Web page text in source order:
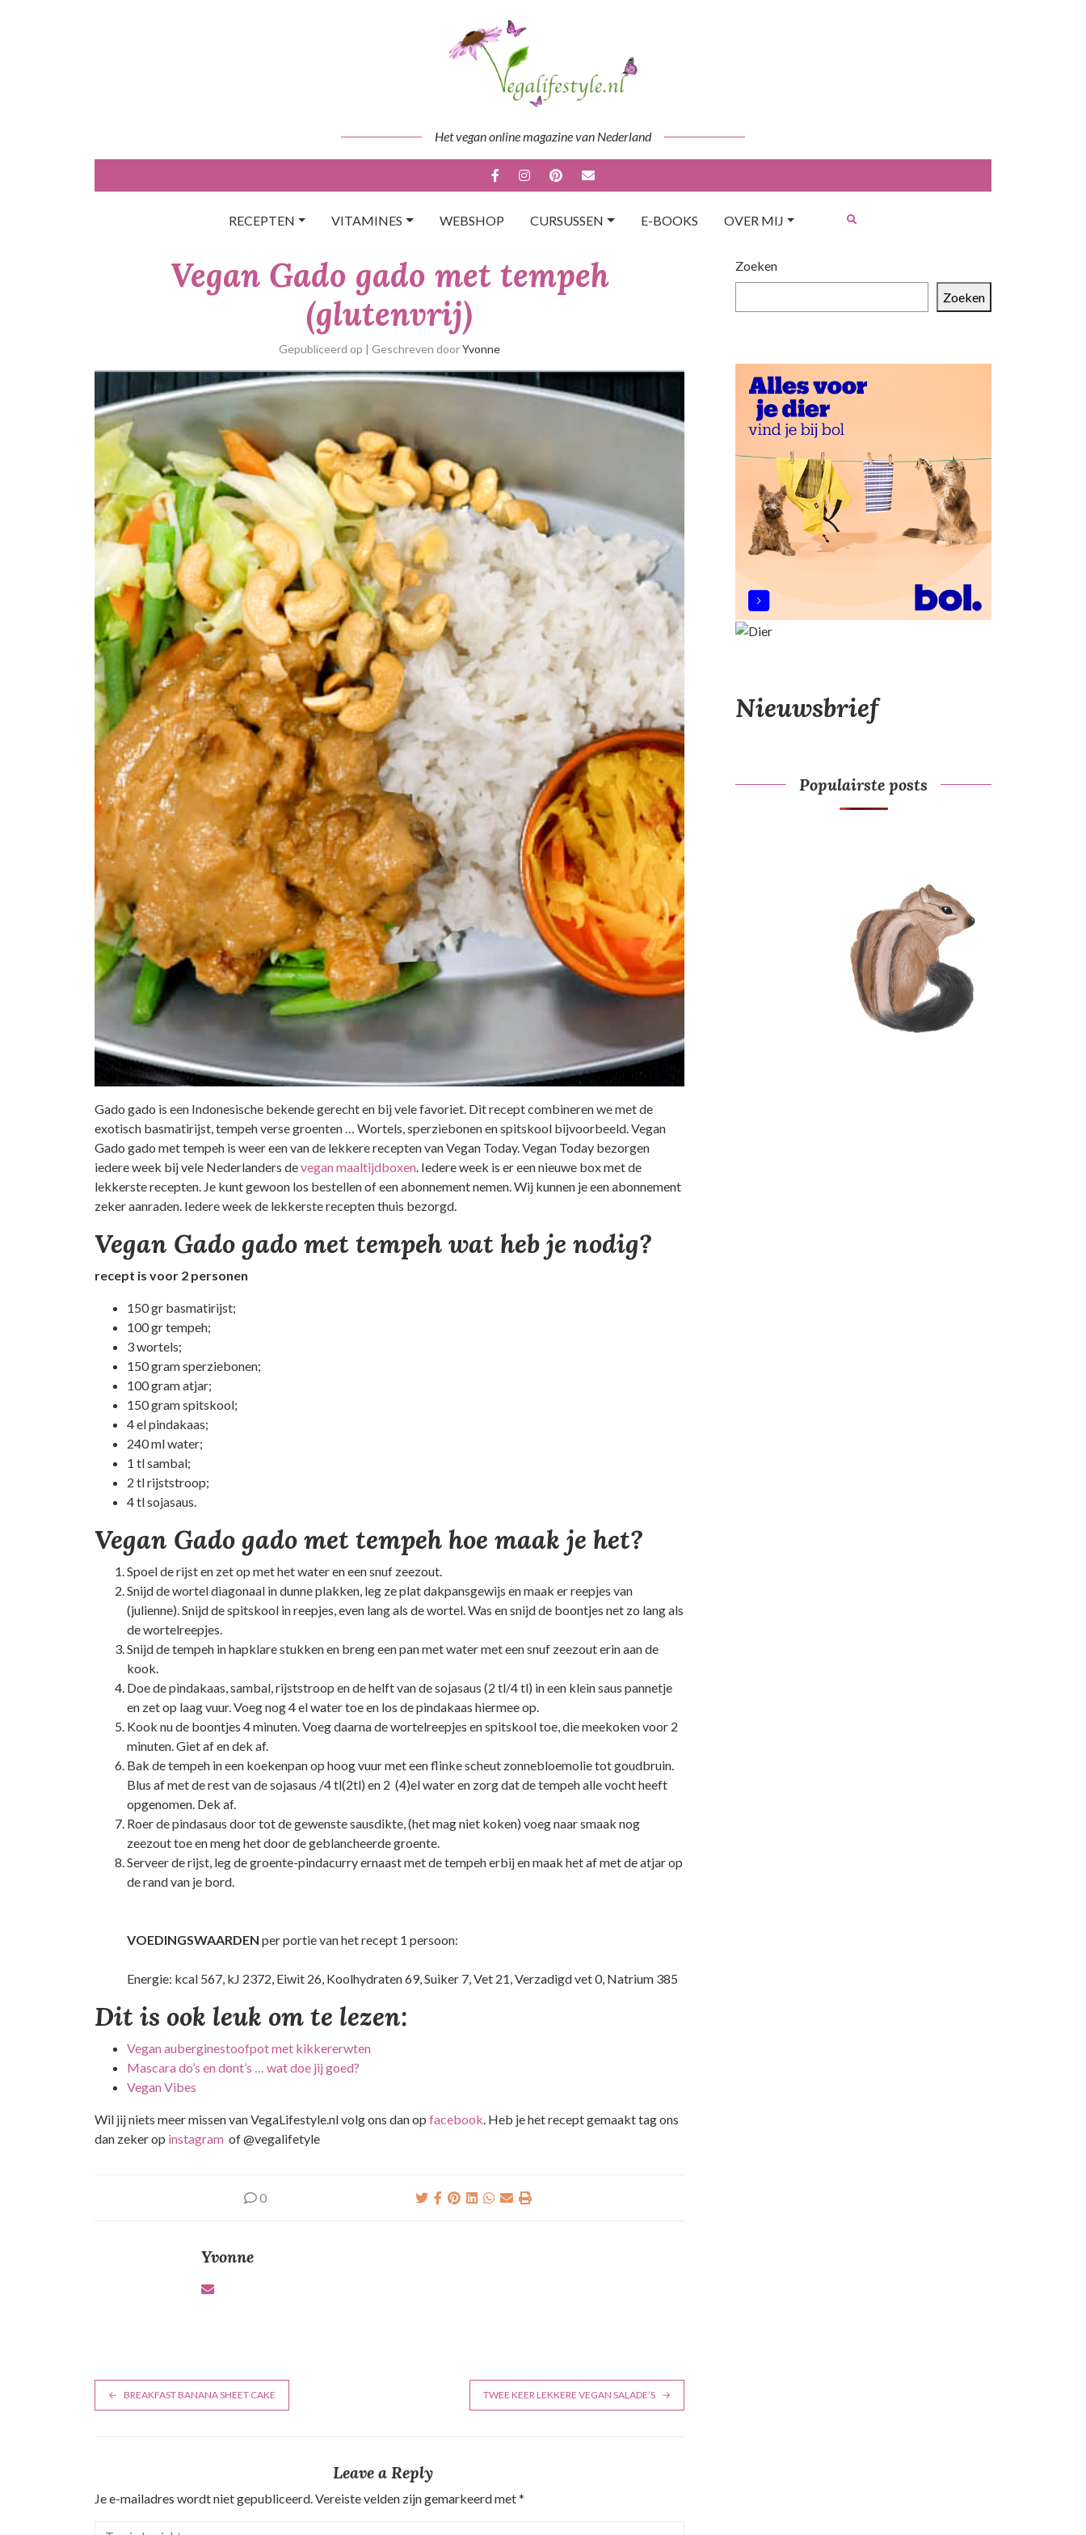
Het vegan online magazine van Nederland
RECEPTEN VITAMINES WEBSHOP CURSUSSEN E-BOOKS OVER MIJ
Vegan Gado gado met tempeh
(glutenvrij)
Gepubliceerd op | Geschreven doorYvonne
Gado gado is een Indonesische bekende gerecht en bij vele favoriet. Dit recept combineren we met de
exotisch basmatirijst, tempeh verse groenten … Wortels, sperziebonen en spitskool bijvoorbeeld. Vegan
Gado gado met tempeh is weer een van de lekkere recepten van Vegan Today. Vegan Today bezorgen
iedere week bij vele Nederlanders devegan maaltijdboxen . Iedere week is er een nieuwe box met de
lekkerste recepten. Je kunt gewoon los bestellen of een abonnement nemen. Wij kunnen je een abonnement
zeker aanraden. Iedere week de lekkerste recepten thuis bezorgd.
Vegan Gado gado met tempeh wat heb je nodig?
recept is voor 2 personen
150 gr basmatirijst;
100 gr tempeh;
3 wortels;
150 gram sperziebonen;
100 gram atjar;
150 gram spitskool;
4 el pindakaas;
240 ml water;
1 tl sambal;
2 tl rijststroop;
4 tl sojasaus.
Vegan Gado gado met tempeh hoe maak je het?
Spoel de rijst en zet op met het water en een snuf zeezout.
Snijd de wortel diagonaal in dunne plakken, leg ze plat dakpansgewijs en maak er reepjes van
(julienne). Snijd de spitskool in reepjes, even lang als de wortel. Was en snijd de boontjes net zo lang als
de wortelreepjes.
Snijd de tempeh in hapklare stukken en breng een pan met water met een snuf zeezout erin aan de
kook.
Doe de pindakaas, sambal, rijststroop en de helft van de sojasaus (2 tl/4 tl) in een klein saus pannetje
en zet op laag vuur. Voeg nog 4 el water toe en los de pindakaas hiermee op.
Kook nu de boontjes 4 minuten. Voeg daarna de wortelreepjes en spitskool toe, die meekoken voor 2
minuten. Giet af en dek af.
Bak de tempeh in een koekenpan op hoog vuur met een flinke scheut zonnebloemolie tot goudbruin.
Blus af met de rest van de sojasaus /4 tl(2tl) en 2 (4)el water en zorg dat de tempeh alle vocht heeft
opgenomen. Dek af.
Roer de pindasaus door tot de gewenste sausdikte, (het mag niet koken) voeg naar smaak nog
zeezout toe en meng het door de geblancheerde groente.
Serveer de rijst, leg de groente-pindacurry ernaast met de tempeh erbij en maak het af met de atjar op
de rand van je bord.
VOEDINGSWAARDEN per portie van het recept 1 persoon:
Energie: kcal 567, kJ 2372, Eiwit 26, Koolhydraten 69, Suiker 7, Vet 21, Verzadigd vet 0, Natrium 385
Dit is ook leuk om te lezen:
Vegan au­ber­gi­ne­stoof­pot met kik­ker­erw­ten
Mascara do’s en dont’s … wat doe jij goed?
Vegan Vibes
Wil jij niets meer missen van VegaLifestyle.nl volg ons dan op facebook . Heb je het recept gemaakt tag ons
dan zeker op instagram of @vegalifetyle
0
Yvonne
B
i
BREAKFAST BANANA SHEET CAKE TWEE KEER LEKKERE VEGAN SALADE’S
Leave a Reply
Je e-mailadres wordt niet gepubliceerd. Vereiste velden zijn gemarkeerd met*
Zoeken
Zoeken
Nieuwsbrief
Populairste posts